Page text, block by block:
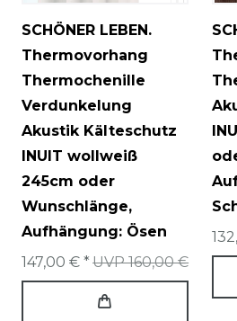
SCHÖNER LEBEN.
Thermovorhang
Thermochenille
Verdunkelung
Akustik Kälteschutz
INUIT wollweiß
245cm oder
Wunschlänge,
Aufhängung: Ösen
UVP 160,00 €
147,00 € *